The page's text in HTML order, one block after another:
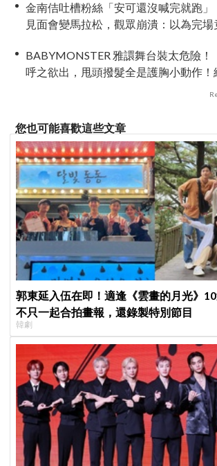
金南佶吐槽粉絲「安可還沒喊完就跑」
見面會變馬拉松，觀眾崩潰：以為完場
BABYMONSTER 雅譞舞台裝太危險！
呼之欲出，甩頭撥髮全是護胸小動作！
您也可能喜歡這些文章
郭東延入伍在即！適逢《雲畫的月光》
不只一起合拍畫報，還錄製特別節目
韓劇